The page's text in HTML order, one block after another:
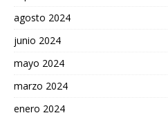
agosto 2024
junio 2024
mayo 2024
marzo 2024
enero 2024